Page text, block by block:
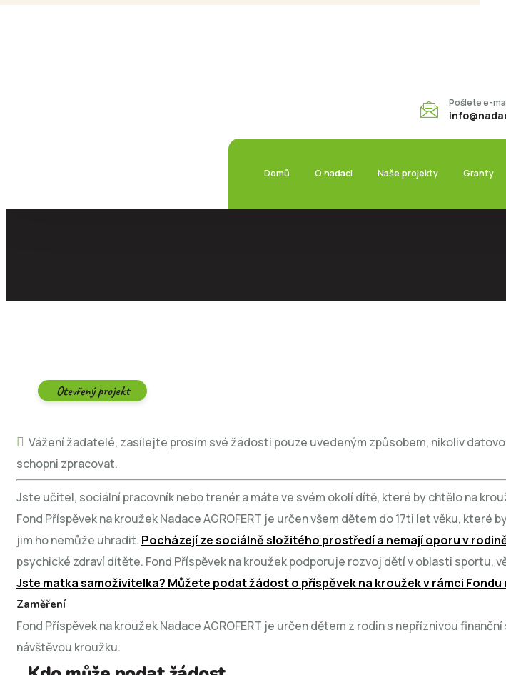
Pošlete e-
Domů O nadaci Naše projekty Granty
Otevřený projekt
Vážení žadatelé, zasílejte prosím své žádosti pouze uvedeným způsobem, nikoliv
schopni zpracovat.
Jste učitel, sociální pracovník nebo trenér a máte ve svém okolí dítě, které by chtělo na
Fond Příspěvek na kroužek Nadace AGROFERT je určen všem dětem do 17ti let věku,
jim ho nemůže uhradit. Pocházejí ze sociálně složitého prostředí a nemají oporu v
psychické zdraví dítěte. Fond Příspěvek na kroužek podporuje rozvoj dětí v oblasti sportu,
Jste matka samoživitelka? Můžete podat žádost o příspěvek na kroužek v rámci
Zaměření
Fond Příspěvek na kroužek Nadace AGROFERT je určen dětem z rodin s nepříznivou
návštěvou kroužku.